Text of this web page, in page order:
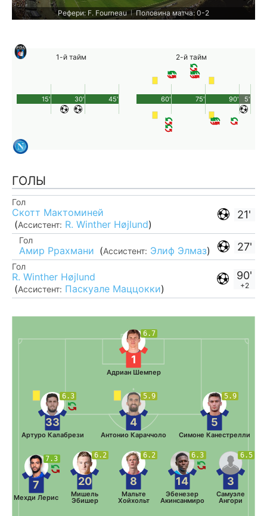
Рефери: F. Fourneau | Половина матча: 0-2
1-й тайм
45'
15' 30'
2-й тайм
90'
60' 75' 5'
ГОЛЫ
21'
Гол
Скотт Мактоминей
(Ассистент: R. Winther Højlund)
27'
Гол
Амир Ррахмани (Ассистент: Элиф Элмаз)
90'
+2
Гол
R. Winther Højlund
(Ассистент: Паскуале Маццокки)
6.7
1
Адриан Шемпер
5.9
5
Симоне Канестрелли
5.9
4
Антонио Караччоло
6.3
33
Артуро Калабрези
6.5
3
Самуэле
Ангори
6.3
14
Эбенезер
Акинсанмиро
6.2
8
Мальте
Хойхольт
6.2
20
Мишель
Эбишер
7.3
7
Мехди Лерис